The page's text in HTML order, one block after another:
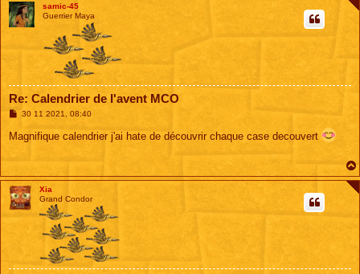
samic-45
Guerrier Maya
Re: Calendrier de l'avent MCO
M
s
s
30 11 2021, 08:40
Magnifique calendrier j'ai hate de découvrir chaque case decouvert
Xia
Grand Condor